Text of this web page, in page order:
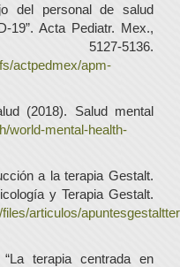
del personal de salud
19”. Acta Pediatr. Mex.,
5136.
actpedmex/apm-
(2018). Salud mental
world-mental-health-
a la terapia Gestalt.
y Terapia Gestalt.
articulos/
terapia centrada en